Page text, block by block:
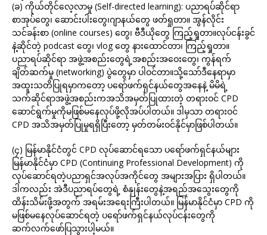
(ခ) ကိုယ်တိုင်လေ့လာမှု (Self-directed learning): ပညာရပ်ဆိုင်ရာ
စာအုပ်တွေ၊ ဆောင်းပါးတွေ၊ဂျာနယ်တွေ ဖတ်ရှုတာ။ အွန်လိုင်း
သင်ခန်းစာ (online courses) တွေ၊ ဗီဒီယိုတွေ ကြည့်ရှုတာ။လုပ်ငန်းခွင်
နဲ့ဆိုင်တဲ့ podcast တွေ၊ vlog တွေ နားထောင်တာ၊ ကြည့်ရှုတာ။
ပညာရပ်ဆိုင်ရာ အဖွဲ့အစည်းတွေရဲ့အစည်းအဝေးတွေ၊ ကွန်ရက်
ချိတ်ဆက်မှု (networking) ပွဲတွေမှာ ပါဝင်တာ။သို့သော်ဒီနေရာမှာ
အထူးသတိပြုရမှာကတော့ ပရော်ဖက်ရှင်နယ်တွေအနေနဲ့ မိမိရဲ့
သက်ဆိုင်ရာအဖွဲ့အစည်းကအသိအမှတ်ပြုထားတဲ့ တရားဝင် CPD
ဆောင်ရွက်မှုကိုမဖြစ်မနေလုပ်ဖို့လိုအပ်ပါတယ်။ ဒါမှသာ တရားဝင်
CPD အသိအမှတ်ပြုမှုရရှိပြီးတော့ မှတ်တမ်းဝင်နိုင်မှာဖြစ်ပါတယ်။
(၄) မြန်မာနိုင်ငံတွင် CPD လုပ်ဆောင်ရသော ပရော်ဖက်ရှင်နယ်များ
မြန်မာနိုင်ငံမှာ CPD (Continuing Professional Development) ကို
လုပ်ဆောင်ရတဲ့ပညာရှင်အလုပ်အကိုင်တွေ အများအပြား ရှိပါတယ်။
ဒါကလည်း အဲဒီပညာရပ်တွေရဲ့ စံနှုန်းတွေနဲ့အရည်အသွေးတွေကို
ထိန်းသိမ်းဖို့အတွက် အရမ်းအရေးကြီးပါတယ်။ မြန်မာနိုင်ငံမှာ CPD ကို
မဖြစ်မနေလုပ်ဆောင်ရတဲ့ ပရော်ဖက်ရှင်နယ်လုပ်ငန်းတွေကို
ဆက်လက်ဖော်ပြသွားပါ့မယ်။